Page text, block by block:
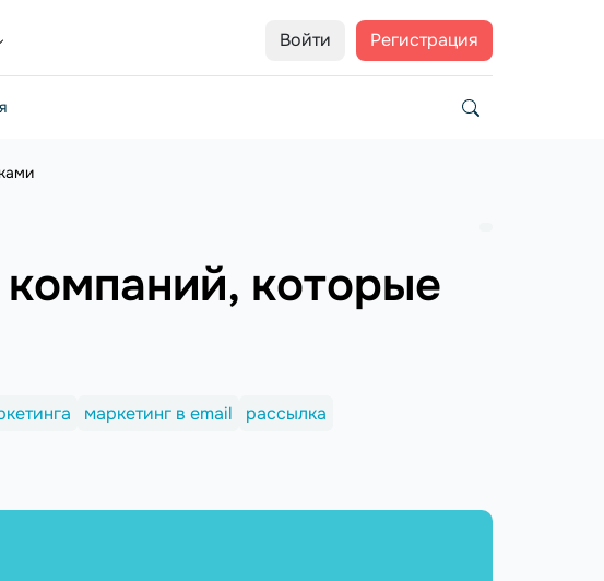
Войти Регистрация
которые
маркетинг в email рассылка